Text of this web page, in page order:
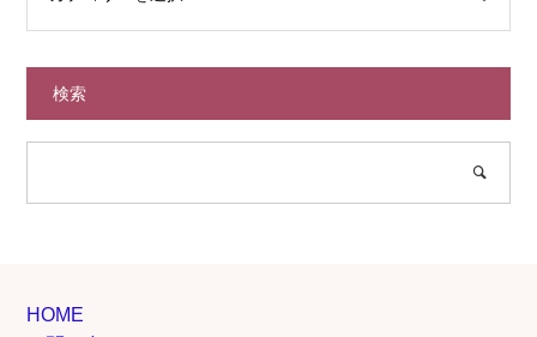
検索
HOME